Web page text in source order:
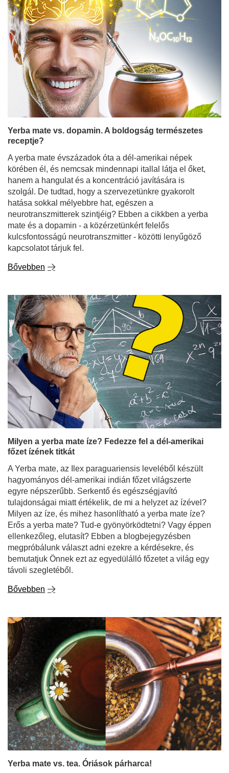
Yerba mate vs. dopamin. A boldogság természetes
receptje?
A yerba mate évszázadok óta a dél-amerikai népek
körében él, és nemcsak mindennapi itallal látja el őket,
hanem a hangulat és a koncentráció javítására is
szolgál. De tudtad, hogy a szervezetünkre gyakorolt
hatása sokkal mélyebbre hat, egészen a
neurotranszmitterek szintjéig? Ebben a cikkben a yerba
mate és a dopamin - a közérzetünkért felelős
kulcsfontosságú neurotranszmitter - közötti lenyűgöző
kapcsolatot tárjuk fel.
Bővebben
Milyen a yerba mate íze? Fedezze fel a dél-amerikai
főzet ízének titkát
A Yerba mate, az Ilex paraguariensis leveléből készült
hagyományos dél-amerikai indián főzet világszerte
egyre népszerűbb. Serkentő és egészségjavító
tulajdonságai miatt értékelik, de mi a helyzet az ízével?
Milyen az íze, és mihez hasonlítható a yerba mate íze?
Erős a yerba mate? Tud-e gyönyörködtetni? Vagy éppen
ellenkezőleg, elutasít? Ebben a blogbejegyzésben
megpróbálunk választ adni ezekre a kérdésekre, és
bemutatjuk Önnek ezt az egyedülálló főzetet a világ egy
távoli szegletéből.
Bővebben
Yerba mate vs. tea. Óriások párharca!